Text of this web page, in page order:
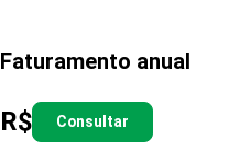
Faturamento anual
R$ Consultar